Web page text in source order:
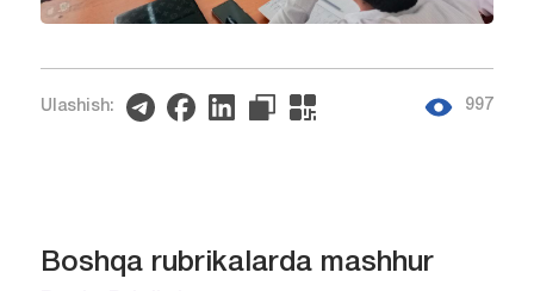
Ulashish: 997
Boshqa rubrikalarda mashhur